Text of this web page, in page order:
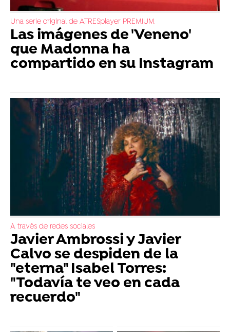
Una serie original de ATRESplayer PREMIUM
Las imágenes de 'Veneno'
que Madonna ha
compartido en su Instagram
A través de redes sociales
Javier Ambrossi y Javier
Calvo se despiden de la
"eterna" Isabel Torres:
"Todavía te veo en cada
recuerdo"